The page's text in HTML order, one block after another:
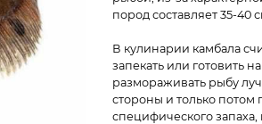
пород составляет 35-40
В кулинарии камбала
запекать или готовить
размораживать рыбу
стороны и только потом
специфического